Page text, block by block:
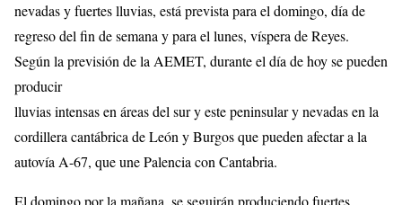
nevadas y fuertes lluvias, está prevista para el domingo, día de
regreso del fin de semana y para el lunes, víspera de Reyes.
Según la previsión de la AEMET, durante el día de hoy se pueden
producir
lluvias intensas en áreas del sur y este peninsular y nevadas en la
cordillera cantábrica de León y Burgos que pueden afectar a la
autovía A-67, que une Palencia con Cantabria.
El domingo por la mañana, se seguirán produciendo fuertes